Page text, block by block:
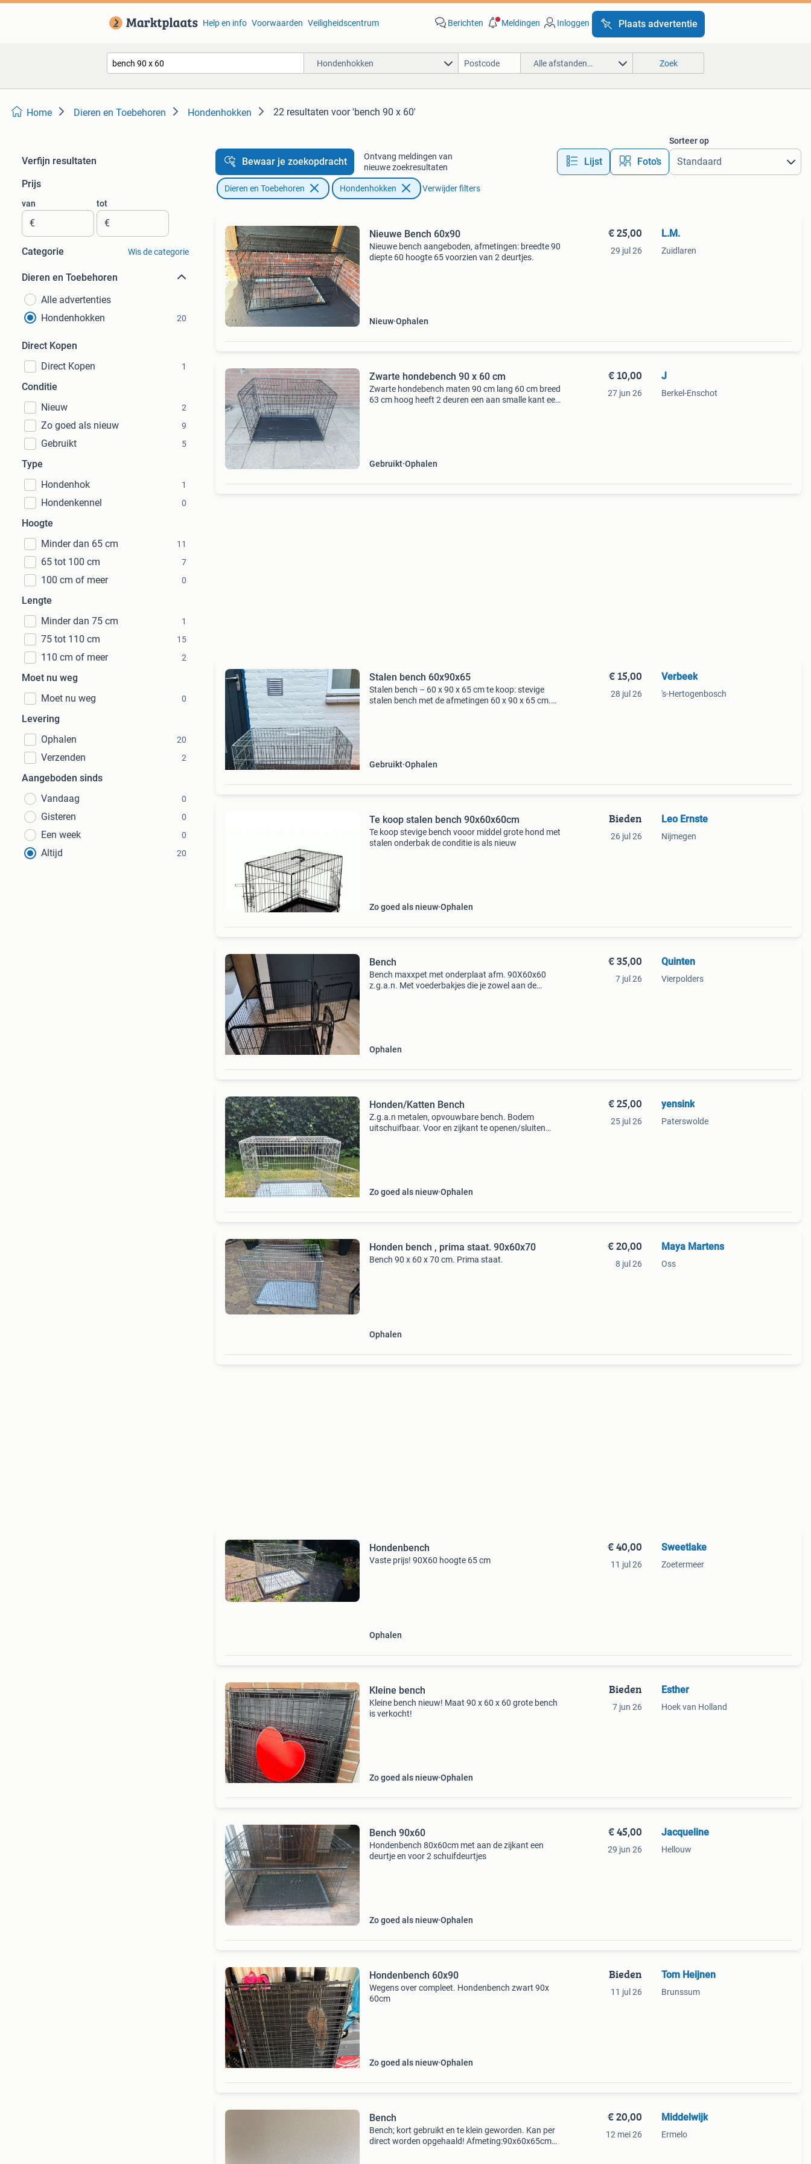
Help en info Voorwaarden Veiligheidscentrum Berichten Meldingen Inloggen Plaats advertentie
Hondenhokken Alle afstanden… Zoek
Home Dieren en Toebehoren Hondenhokken 22 resultaten voor 'bench 90 x 60'
Verfijn resultaten
Prijs
van
€
tot
€
Categorie Wis de categorie
Dieren en Toebehoren
Alle advertenties
Hondenhokken
20
Direct Kopen
Direct Kopen
1
Conditie
Nieuw
2
Zo goed als nieuw 9
Gebruikt 5
Type
Hondenhok
1
Hondenkennel 0
Hoogte
Minder dan 65 cm
11
65 tot 100 cm 7
100 cm of meer 0
Lengte
Minder dan 75 cm
1
75 tot 110 cm 15
110 cm of meer 2
Moet nu weg
Moet nu weg
0
Levering
Ophalen
20
Verzenden 2
Aangeboden sinds
Vandaag
0
Gisteren 0
Een week 0
Altijd 20
Bewaar je zoekopdracht
Ontvang meldingen van
nieuwe zoekresultaten
Lijst Foto’s
Sorteer op
Dieren en Toebehoren Hondenhokken Verwijder filters
Nieuwe Bench 60x90
Nieuwe bench aangeboden, afmetingen: breedte 90
diepte 60 hoogte 65 voorzien van 2 deurtjes.
Nieuw Ophalen
€ 25,00
29 jul 26
L.M.
Zuidlaren
Zwarte hondebench 90 x 60 cm
Zwarte hondebench maten 90 cm lang 60 cm breed
63 cm hoog heeft 2 deuren een aan smalle kant een
Gebruikt Ophalen
€ 10,00
27 jun 26
J
Berkel-Enschot
Stalen bench 60x90x65
Stalen bench – 60 x 90 x 65 cm te koop: stevige
stalen bench met de afmetingen 60 x 90 x 65 cm.
Gebruikt Ophalen
€ 15,00
28 jul 26
Verbeek
's-Hertogenbosch
Te koop stalen bench 90x60x60cm
Te koop stevige bench vooor middel grote hond met
stalen onderbak de conditie is als nieuw
Zo goed als nieuw Ophalen
Bieden
26 jul 26
Leo Ernste
Nijmegen
Bench
Bench maxxpet met onderplaat afm. 90X60x60
z.g.a.n. Met voederbakjes die je zowel aan de
Ophalen
€ 35,00
7 jul 26
Quinten
Vierpolders
Honden/Katten Bench
Z.g.a.n metalen, opvouwbare bench. Bodem
uitschuifbaar. Voor en zijkant te openen/sluiten
Zo goed als nieuw Ophalen
€ 25,00
25 jul 26
yensink
Paterswolde
Honden bench , prima staat. 90x60x70
Bench 90 x 60 x 70 cm. Prima staat.
Ophalen
€ 20,00
8 jul 26
Maya Martens
Oss
Hondenbench
Vaste prijs! 90X60 hoogte 65 cm
Ophalen
€ 40,00
11 jul 26
Sweetlake
Zoetermeer
Kleine bench
Kleine bench nieuw! Maat 90 x 60 x 60 grote bench
is verkocht!
Zo goed als nieuw Ophalen
Bieden
7 jun 26
Esther
Hoek van Holland
Bench 90x60
Hondenbench 80x60cm met aan de zijkant een
deurtje en voor 2 schuifdeurtjes
Zo goed als nieuw Ophalen
€ 45,00
29 jun 26
Jacqueline
Hellouw
Hondenbench 60x90
Wegens over compleet. Hondenbench zwart 90x
60cm
Zo goed als nieuw Ophalen
Bieden
11 jul 26
Tom Heijnen
Brunssum
Bench
Bench; kort gebruikt en te klein geworden. Kan per
direct worden opgehaald! Afmeting:90x60x65cm
€ 20,00
12 mei 26
Middelwijk
Ermelo